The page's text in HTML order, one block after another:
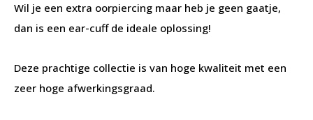
Wil je een extra oorpiercing maar heb je geen gaatje,
dan is een ear-cuff de ideale oplossing!
Deze prachtige collectie is van hoge kwaliteit met een
zeer hoge afwerkingsgraad.